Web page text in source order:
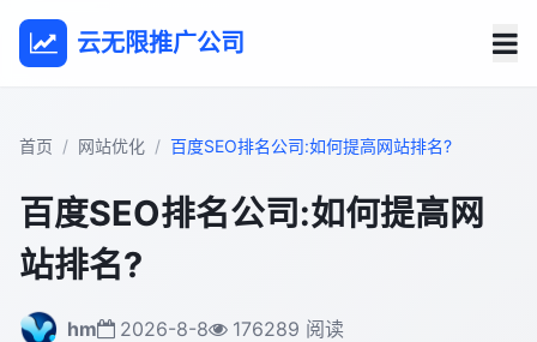
云无限推广公司
首页 网站优化 百度SEO排名公司:如何提高网站排名?
百度SEO排名公司:如何提高网
站排名?
hm 2026-8-8
176289 阅读